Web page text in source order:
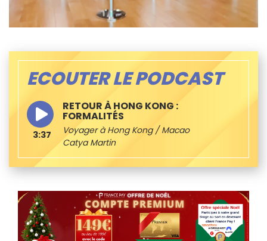
ECOUTER LE PODCAST
RETOUR À HONG KONG :
FORMALITÉS
Voyager à Hong Kong / Macao
Catya Martin
3:37